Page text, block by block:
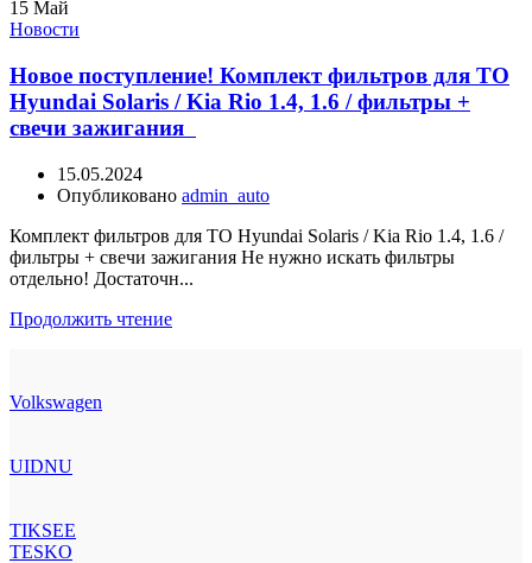
15 Май
Новости
Новое поступление! Комплект фильтров для ТО
Hyundai Solaris / Kia Rio 1.4, 1.6 / фильтры +
свечи зажигания
15.05.2024
Опубликовано admin_auto
Комплект фильтров для ТО Hyundai Solaris / Kia Rio 1.4, 1.6 /
фильтры + свечи зажигания Не нужно искать фильтры
отдельно! Достаточн...
Продолжить чтение
Volkswagen
UIDNU
TIKSEE
TESKO